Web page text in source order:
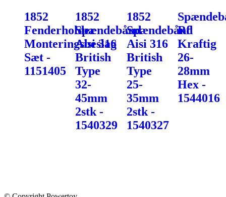
1852
Fenderholder
Monteringsbeslag
Sæt -
1151405
1852
Spændebånd
Aisi 316
British
Type
32-
45mm
2stk -
1540329
1852
Spændebånd
Aisi 316
British
Type
25-
35mm
2stk -
1540327
Rf
Kraftig
26-
28mm
Hex -
1544016